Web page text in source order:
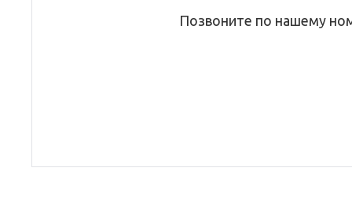
Позвоните по нашему